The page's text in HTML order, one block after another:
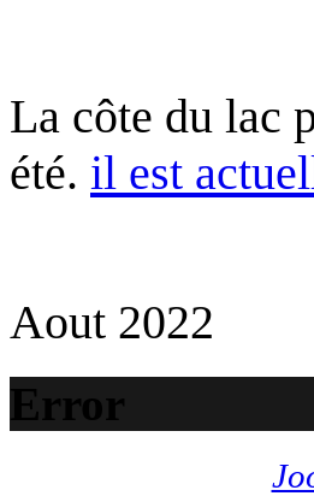
La côte du lac
été. il est
Aout 2022
Error